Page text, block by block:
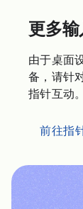
更多
由于桌面
备，请针
指针互动。
前往指